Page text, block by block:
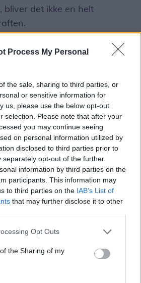
Process My Personal
the sale, sharing to third parties, or
or sensitive information for
us, please use the below opt-out
selection. Please note that after your
you may continue seeing
on personal information utilized by
disclosed to third parties prior to
separately opt-out of the further
information by third parties on the
participants. This information may
to third parties on the IAB’s List of
that may further disclose it to other
Opt Outs
the Sharing of my
bliver det ikke en helt
mulighed for at opleve den
der kan ses fra
Månen bevæge sig ind foran
af hvor i Danmark man
86 procent af Solens skive
en pressemeddelelse.
omkring klokken 20.00, kort
fra steder med frit udsyn
kan kysterne, fjordene og de
Vis mere
Del artikel